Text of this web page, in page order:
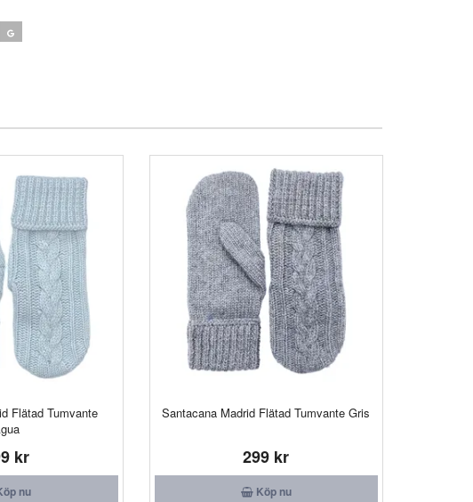
Flätad Tumvante
kr
nu
Santacana Madrid Flätad Tumvante Gris
299 kr
Köp nu